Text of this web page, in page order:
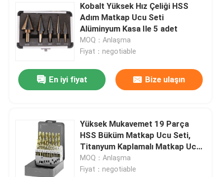
Kobalt Yüksek Hız Çeliği HSS
Adım Matkap Ucu Seti
Alüminyum Kasa Ile 5 adet
MOQ：Anlaşma
Fiyat：negotiable
En iyi fiyat Bize ulaşın
Yüksek Mukavemet 19 Parça
HSS Büküm Matkap Ucu Seti,
Titanyum Kaplamalı Matkap Ucu
Kiti
MOQ：Anlaşma
Fiyat：negotiable